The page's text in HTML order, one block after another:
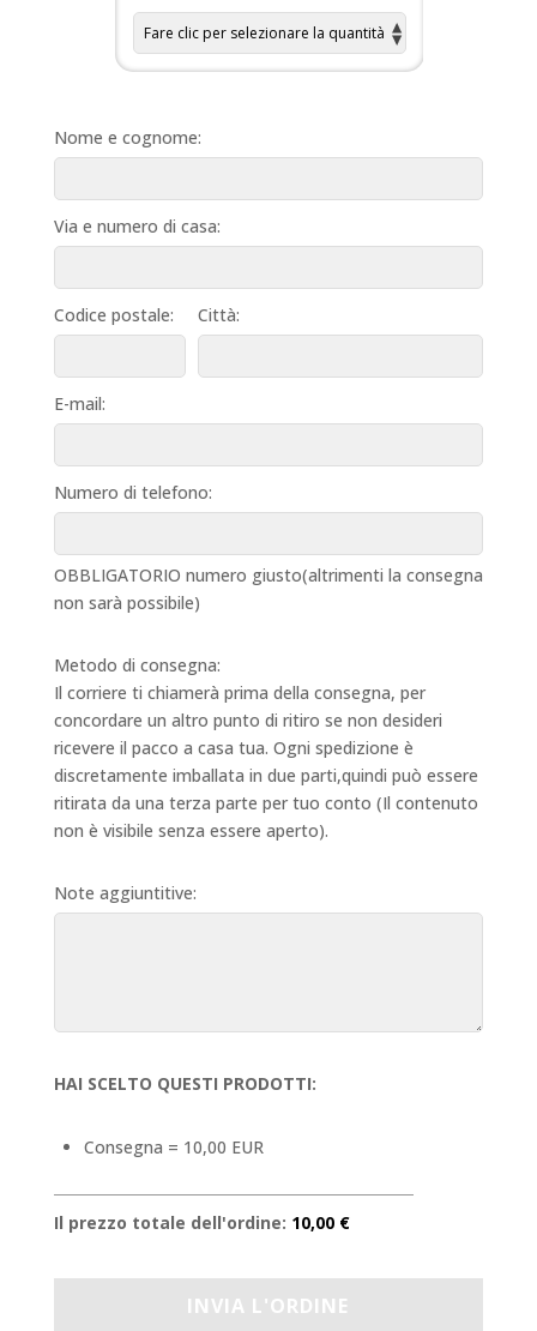
Nome e cognome:
Via e numero di casa:
Codice postale: Città:
E-mail:
Numero di telefono:
OBBLIGATORIO numero giusto(altrimenti la consegna
non sarà possibile)
Metodo di consegna:
Il corriere ti chiamerà prima della consegna, per
concordare un altro punto di ritiro se non desideri
ricevere il pacco a casa tua. Ogni spedizione è
discretamente imballata in due parti,quindi può essere
ritirata da una terza parte per tuo conto (Il contenuto
non è visibile senza essere aperto).
Note aggiuntitive:
HAI SCELTO QUESTI PRODOTTI:
Consegna = 10,00 EUR
Il prezzo totale dell'ordine: 10,00 €